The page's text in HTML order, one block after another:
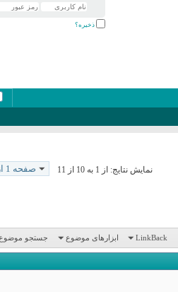
ذخیره؟
صفحه 1 از 2 نمایش نتایج: از 1 به 10 از 11
LinkBack ابزارهای موضوع جستجو موضوع